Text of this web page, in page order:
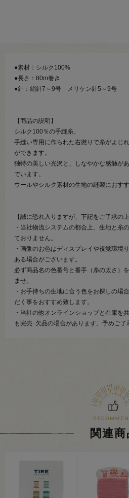
●素材：シルク100%
●長さ：80m巻き
●針：絹針7～9号 メリケン針5～9号
【商品の説明】
シルク100％の手縫糸。
手縫い専用に作られた右撚りで糸がよじ
ができます。
独特の美しい光沢と、しなやかな感触が
でいます。
ウールやシルク素材の生地の縫製におすす
【誠に恐れ入りますが、下記をご了承の
・当社物流システムの都合上、生地と糸
ておりません。
・画像のお色はディスプレイや視覚環境
ある場合がございます。
必ず商品名の色番号と番手（糸の太さ）
ませ。
・お手持ちの生地に合う色をお探しの場
だく事をおすすめ致します。
・当社の他オンラインショップと在庫を
も完売･欠品の場合があります。予めご了
関連商